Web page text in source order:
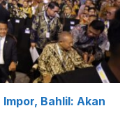
Bahlil: Akan